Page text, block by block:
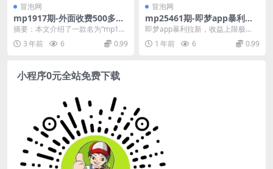
冒泡网
mp1917期-外面收费500多开
心版zibll子比主题v6.4.1 Wor
dPress主题（搭建设备需求：
电脑+服务器+域名）
摘要：本文介绍了一款名为“mp191
7期-外面收费500多开心版zibll子比
主...3 年前 6 0.99
冒泡网
mp25461期-即梦app暴利拉
新，收益上限极高，月入5位
数，AI风口落地实操项目
即梦app暴利拉新，收益上限极
高，月入5位数，AI风口落地实操项
目 项目介绍： ...
1 年前 6 0.99
小程序0元全站免费下载